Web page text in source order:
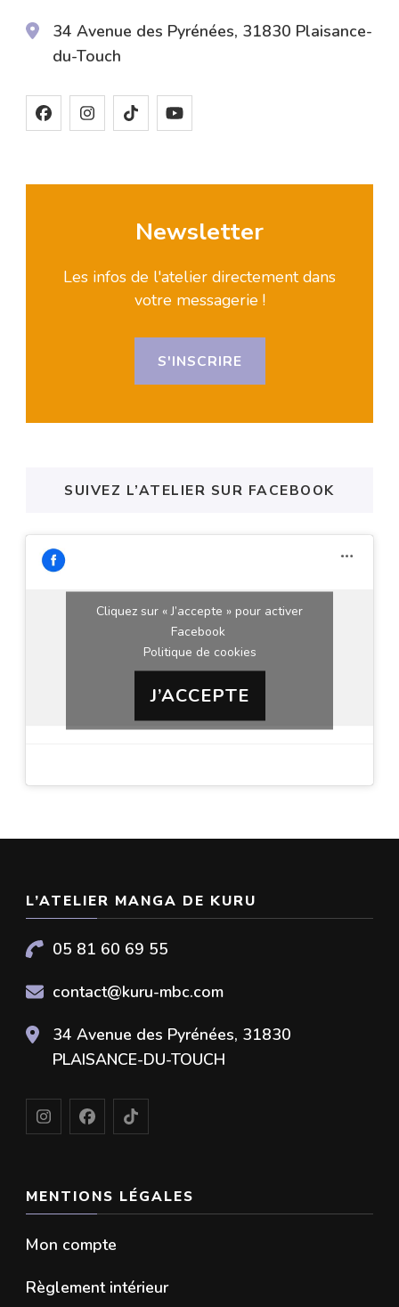
34 Avenue des Pyrénées, 31830 Plaisance-
du-Touch
Newsletter
Les infos de l'atelier directement dans
votre messagerie !
S'INSCRIRE
SUIVEZ L’ATELIER SUR FACEBOOK
Cliquez sur « J’accepte » pour activer
Facebook
Politique de cookies
J’ACCEPTE
L’ATELIER MANGA DE KURU
05 81 60 69 55
contact@kuru-mbc.com
34 Avenue des Pyrénées, 31830
PLAISANCE-DU-TOUCH
MENTIONS LÉGALES
Mon compte
Règlement intérieur